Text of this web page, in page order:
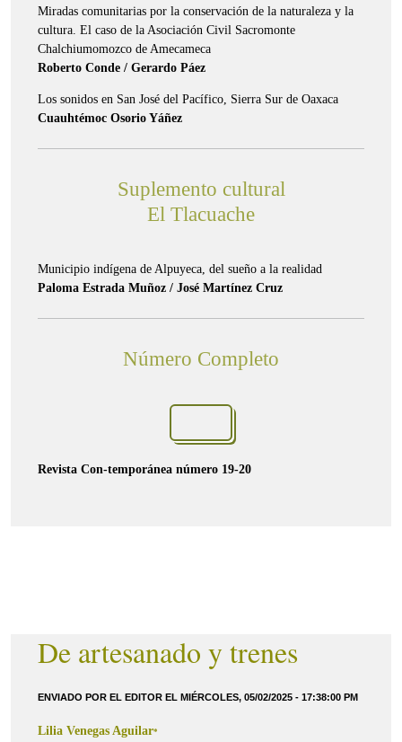
Miradas comunitarias por la conservación de la naturaleza y la
cultura. El caso de la Asociación Civil Sacromonte
Chalchiumomozco de Amecameca
Roberto Conde / Gerardo Páez
Los sonidos en San José del Pacífico, Sierra Sur de Oaxaca
Cuauhtémoc Osorio Yáñez
Suplemento cultural
El Tlacuache
Municipio indígena de Alpuyeca, del sueño a la realidad
Paloma Estrada Muñoz / José Martínez Cruz
Número Completo
Revista Con-temporánea número 19-20
De artesanado y trenes
ENVIADO POR EL EDITOR EL MIÉRCOLES, 05/02/2025 - 17:38:00 PM
Lilia Venegas Aguilar*